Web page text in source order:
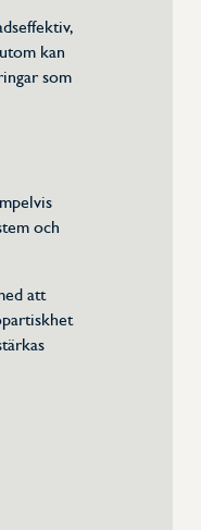
kan
som
och
att